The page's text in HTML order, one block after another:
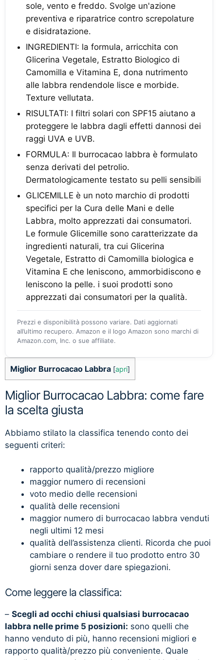
sole, vento e freddo. Svolge un'azione
preventiva e riparatrice contro screpolature
e disidratazione.
INGREDIENTI: la formula, arricchita con
Glicerina Vegetale, Estratto Biologico di
Camomilla e Vitamina E, dona nutrimento
alle labbra rendendole lisce e morbide.
Texture vellutata.
RISULTATI: I filtri solari con SPF15 aiutano a
proteggere le labbra dagli effetti dannosi dei
raggi UVA e UVB.
FORMULA: Il burrocacao labbra è formulato
senza derivati del petrolio.
Dermatologicamente testato su pelli sensibili
GLICEMILLE è un noto marchio di prodotti
specifici per la Cura delle Mani e delle
Labbra, molto apprezzati dai consumatori.
Le formule Glicemille sono caratterizzate da
ingredienti naturali, tra cui Glicerina
Vegetale, Estratto di Camomilla biologica e
Vitamina E che leniscono, ammorbidiscono e
leniscono la pelle. i suoi prodotti sono
apprezzati dai consumatori per la qualità.
Prezzi e disponibilità possono variare. Dati aggiornati
all’ultimo recupero. Amazon e il logo Amazon sono marchi di
Amazon.com, Inc. o sue affiliate.
Miglior Burrocacao Labbra [apri]
Miglior Burrocacao Labbra: come fare
la scelta giusta
Abbiamo stilato la classifica tenendo conto dei
seguenti criteri:
rapporto qualità/prezzo migliore
maggior numero di recensioni
voto medio delle recensioni
qualità delle recensioni
maggior numero di burrocacao labbra venduti
negli ultimi 12 mesi
qualità dell’assistenza clienti. Ricorda che puoi
cambiare o rendere il tuo prodotto entro 30
giorni senza dover dare spiegazioni.
Come leggere la classifica:
– Scegli ad occhi chiusi qualsiasi burrocacao
labbra nelle prime 5 posizioni: sono quelli che
hanno venduto di più, hanno recensioni migliori e
rapporto qualità/prezzo più conveniente. Quale